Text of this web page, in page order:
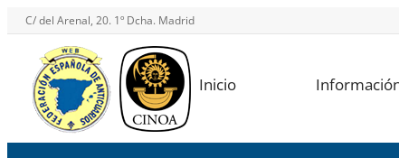
Saltar
contenido
C/ del Arenal, 20. 1º Dcha. Madrid
Inicio